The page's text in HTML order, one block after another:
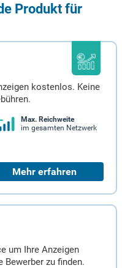
Produkt für
kostenlos. Keine
Max. Reichweite
im gesamten Netzwerk
Mehr erfahren
um Ihre Anzeigen
Bewerber zu finden.